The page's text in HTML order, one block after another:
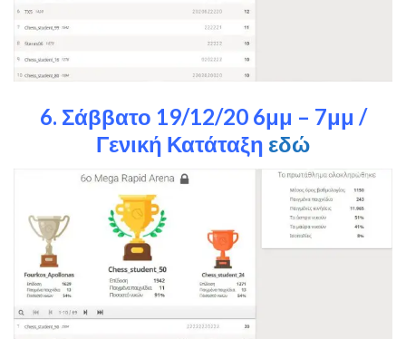
6. Σάββατο 19/12/20 6μμ – 7μμ /
Γενική Κατάταξη εδώ